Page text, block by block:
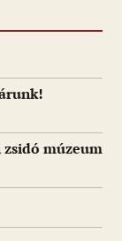
múzeum